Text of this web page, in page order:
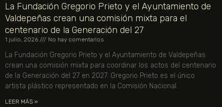
La Fundación Gregorio Prieto y el Ayuntamiento de
Valdepeñas crean una comisión mixta para el
centenario de la Generación del 27
1 julio, 2026 No hay comentarios
La Fundación Gregorio Prieto y el Ayuntamiento de Valdepeñas
crean una comisión mixta para coordinar los actos del centenario
de la Generación del 27 en 2027. Gregorio Prieto es el único
artista plástico representado en la Comisión Nacional.
LEER MÁS »